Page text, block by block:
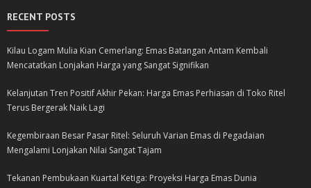
RECENT POSTS
Kilau Logam Mulia Kian Cemerlang: Emas Batangan Antam Kembali
Mencatatkan Lonjakan Harga yang Sangat Signifikan
Kelanjutan Tren Positif Akhir Pekan: Harga Emas Perhiasan di Toko Ritel
Terus Bergerak Naik Lagi
Kegembiraan Besar Pasar Ritel: Seluruh Varian Emas di Pegadaian
Mengalami Lonjakan Nilai Sangat Tajam
Tekanan Pembukaan Kuartal Ketiga: Proyeksi Harga Emas Dunia